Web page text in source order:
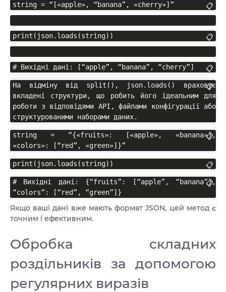
string = “[«apple», “banana”, «cherry»]” 📋
print(json.loads(string)) 📋
# Вихідні дані: [“apple”, “banana”, “cherry”] 📋
На відміну від split(), json.loads() враховує
вкладені структури, що робить його ідеальним для
роботи з відповідями API, файлами конфігурації або
структурованими наборами даних.
📋
string = “{«fruits»: [«apple», «banana»],
«colors»: [“red”, «green»]}”
📋
print(json.loads(string)) 📋
# Вихідні дані: {“fruits”: [“apple”, “banana”],
“colors”: [“red”, “green”]}
📋
Якщо ваші дані вже мають формат JSON, цей метод є
точним і ефективним.
Обробка складних
роздільників за допомогою
регулярних виразів